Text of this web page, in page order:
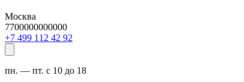
Москва
7700000000000
29 24 211 994 7+
пн. — пт. с 10 до 18